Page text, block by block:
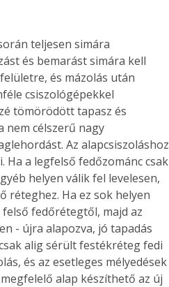
és bemarást simára kell
és mázolás után
csiszológépekkel
tömörödött tapasz és
nem célszerű nagy
Az alapcsiszoláshoz
Ha a legfelső fedőzománc csak
helyen válik fel levelesen,
réteghez. Ha ez sok helyen
fedőrétegtől, majd az
- újra alapozva, jó tapadás
alig sérült festékréteg fedi
és az esetleges mélyedések
alap készíthető az új